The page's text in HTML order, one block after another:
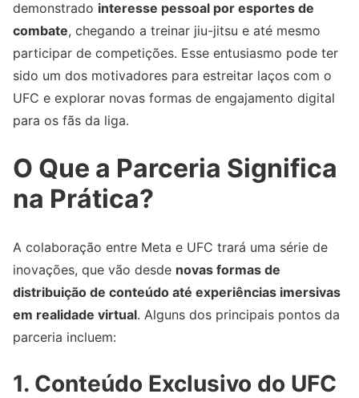
demonstrado interesse pessoal por esportes de
combate, chegando a treinar jiu-jitsu e até mesmo
participar de competições. Esse entusiasmo pode ter
sido um dos motivadores para estreitar laços com o
UFC e explorar novas formas de engajamento digital
para os fãs da liga.
O Que a Parceria Significa
na Prática?
A colaboração entre Meta e UFC trará uma série de
inovações, que vão desde novas formas de
distribuição de conteúdo até experiências imersivas
em realidade virtual. Alguns dos principais pontos da
parceria incluem:
1. Conteúdo Exclusivo do UFC